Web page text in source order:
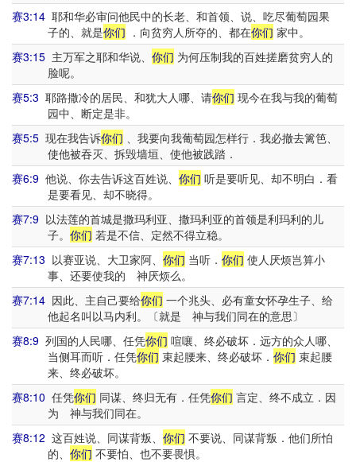
赛3:14 耶和华必审问他民中的长老、和首领、说、吃尽葡萄园果
子的、就是你们 ．向贫穷人所夺的、都在你们 家中。
赛3:15 主万军之耶和华说、 你们 为何压制我的百姓搓磨贫穷人的
脸呢。
赛5:3 耶路撒冷的居民、和犹大人哪、请你们 现今在我与我的葡萄
园中、断定是非。
赛5:5 现在我告诉你们 、我要向我葡萄园怎样行．我必撤去篱笆、
使他被吞灭、拆毁墙垣、使他被践踏．
赛6:9 他说、你去告诉这百姓说、 你们 听是要听见、却不明白．看
是要看见、却不晓得。
赛7:9 以法莲的首城是撒玛利亚、撒玛利亚的首领是利玛利的儿
子。 你们 若是不信、定然不得立稳。
赛7:13 以赛亚说、大卫家阿、 你们 当听． 你们 使人厌烦岂算小
事、还要使我的 神厌烦么。
赛7:14 因此、主自己要给你们 一个兆头、必有童女怀孕生子、给
他起名叫以马内利。〔就是 神与我们同在的意思〕
赛8:9 列国的人民哪、任凭你们 喧嚷、终必破坏．远方的众人哪、
当侧耳而听．任凭你们 束起腰来、终必破坏． 你们 束起腰
来、终必破坏。
赛8:10 任凭你们 同谋、终归无有．任凭你们 言定、终不成立．因
为 神与我们同在。
赛8:12 这百姓说、同谋背叛、 你们 不要说、同谋背叛．他们所怕
的、 你们 不要怕、也不要畏惧。